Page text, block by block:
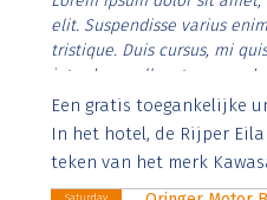
elit. Suspendisse varius
tristique. Duis cursus, mi
interdum nulla, ut
Aenean faucibus nibh et
imperdiet. Nunc ut sem
Een gratis toegankelijke
In het hotel, de Rijper
teken van het merk
Saturday